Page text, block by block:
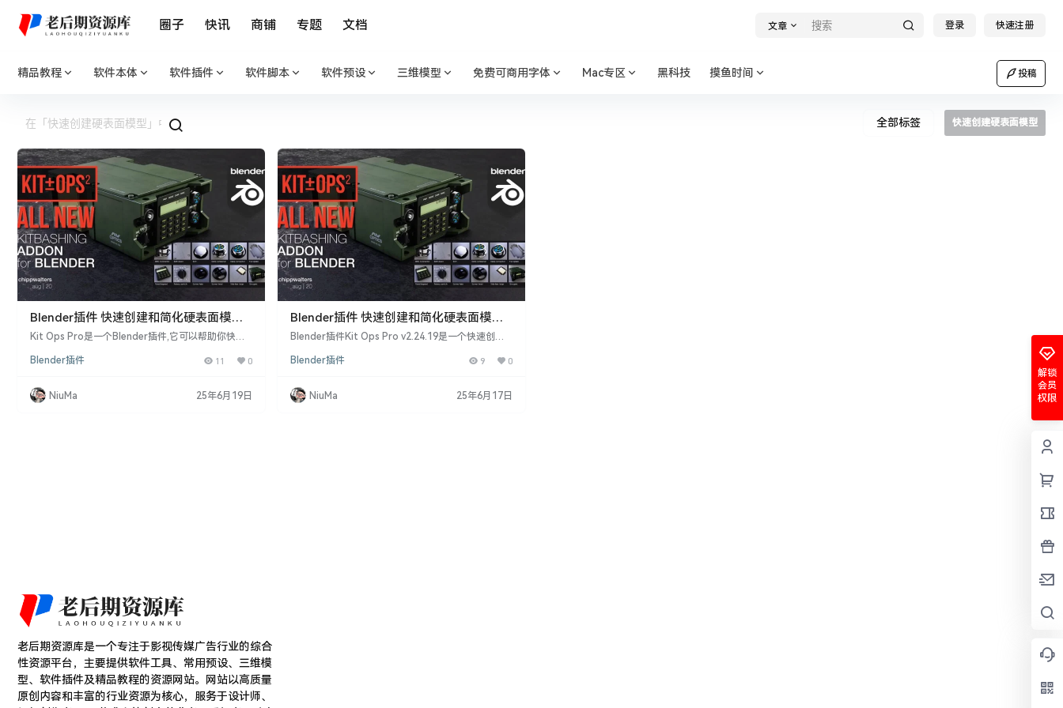
圈子 快讯 商铺 专题 文档 文章 登录 快速注册
精品教程 软件本体 软件插件 软件脚本 软件预设 三维模型 免费可商用字体 Mac专区 黑科技 摸鱼时间 投稿
全部标签 快速创建硬表面模型
Blender插件 快速创建和简化硬表面模型
Kit Ops Pro v2.24.23
Kit Ops Pro是一个Blender插件,它可以帮助你快速
主要特点: • 使用插件(Inserts)快速添加或修改模
的对象或插入集合。 • 支持在现有对象上切割插入。
• 支持存储和应用材质。 • 可高效创建和探索新设
Blender插件 11 0
NiuMa 25年6月19日
Blender插件 快速创建和简化硬表面模型
Kit Ops Pro v2.24.19
Blender插件Kit Ops Pro v2.24.19是一个快速创建
硬表面模型,并满足许多资产管理需求,包括快速存储
有: 1. 快速建模:可以快速插入和减去现有对象以创建
新设计,大大accelerator模型创建流程。 2. 组装模
Blender插件 9 0
NiuMa 25年6月17日
解锁
会员
权限
老后期资源库是一个专注于影视传媒广告行业的综合
性资源平台，主要提供软件工具、常用预设、三维模
型、软件插件及精品教程的资源网站。网站以高质量
原创内容和丰富的行业资源为核心，服务于设计师、